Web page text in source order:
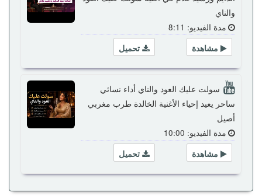
والناي
مدة الفيديو: 8:11
تحميل
مشاهدة
سولت عليك العود والناي أداء نسائي
ساحر يعيد إحياء الأغنية الخالدة طرب مغربي
أصيل
مدة الفيديو: 10:00
تحميل
مشاهدة